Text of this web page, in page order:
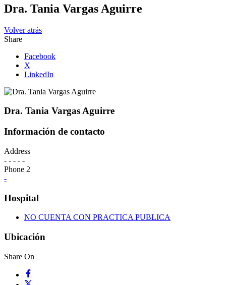
Dra. Tania Vargas Aguirre
Volver atrás
Share
Facebook
X
LinkedIn
Dra. Tania Vargas Aguirre
Información de contacto
Address
- - - - -
Phone 2
-
Hospital
NO CUENTA CON PRACTICA PUBLICA
Ubicación
Share On